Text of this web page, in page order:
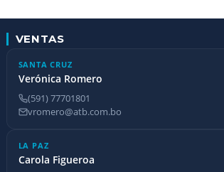
VENTAS
SANTA CRUZ
Verónica Romero
(591) 77701801
vromero@atb.com.bo
LA PAZ
Carola Figueroa